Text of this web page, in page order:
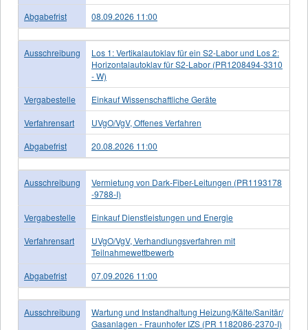
Abgabefrist 08.09.2026 11:00
Ausschreibung
Los 1: Vertikalautoklav für ein S2-Labor und Los 2:
Horizontalautoklav für S2-Labor (PR1208494-3310
- W)
Vergabestelle
Einkauf Wissenschaftliche Geräte
Verfahrensart
UVgO/VgV, Offenes Verfahren
Abgabefrist
20.08.2026 11:00
Ausschreibung
Vermietung von Dark-Fiber-Leitungen (PR1193178
-9788-I)
Vergabestelle
Einkauf Dienstleistungen und Energie
Verfahrensart
UVgO/VgV, Verhandlungsverfahren mit
Teilnahmewettbewerb
Abgabefrist
07.09.2026 11:00
Ausschreibung
Wartung und Instandhaltung Heizung/Kälte/Sanitär/
Gasanlagen - Fraunhofer IZS (PR 1182086-2370-I)